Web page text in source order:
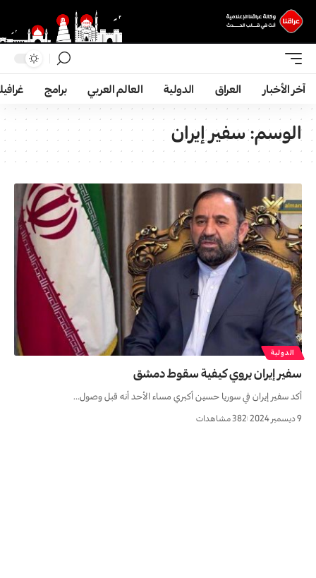
آخر الأخبار العراق الدولية العالم العربي برامج
الوسم:سفير إيران
الدولية
سفير إيران يروي كيفية سقوط دمشق
أکد سفير إيران في سوريا حسین أکبري مساء الأحد أنه قبل وصول…
9 ديسمبر 2024 382 مشاهدات